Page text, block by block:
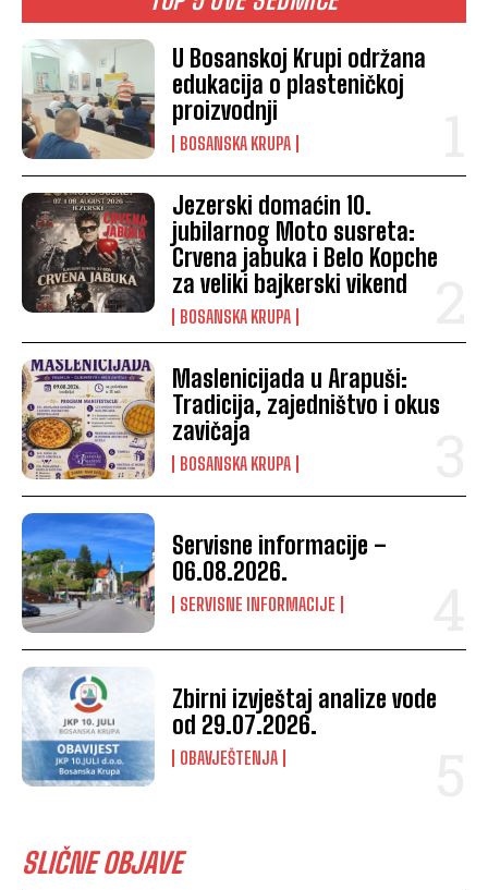
U Bosanskoj Krupi održana
edukacija o plasteničkoj
proizvodnji
BOSANSKA KRUPA
Jezerski domaćin 10.
jubilarnog Moto susreta:
Crvena jabuka i Belo Kopche
za veliki bajkerski vikend
BOSANSKA KRUPA
Maslenicijada u Arapuši:
Tradicija, zajedništvo i okus
zavičaja
BOSANSKA KRUPA
Servisne informacije –
06.08.2026.
SERVISNE INFORMACIJE
Zbirni izvještaj analize vode
od 29.07.2026.
OBAVJEŠTENJA
SLIČNE OBJAVE